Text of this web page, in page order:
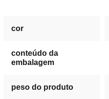
cor
conteúdo da
embalagem
peso do produto